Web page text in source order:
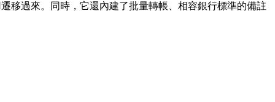
移過來。同時，它還內建了批量轉帳、相容銀行標準的備註